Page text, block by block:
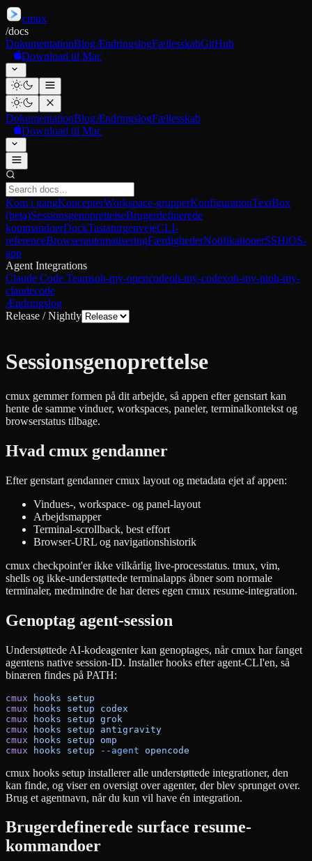
cmux
/docs
DokumentationBlogÆndringslogFællesskabGitHub
Download til Mac
DokumentationBlogÆndringslogFællesskab
Download til Mac
Kom i gangKoncepterWorkspace-grupperKonfigurationTextBox
(beta)SessionsgenoprettelseBrugerdefinerede
kommandoerDockTastaturgenvejeCLI-
referenceBrowserautomatiseringFærdighederNotifikationerSSHiOS-
app
Agent Integrations
Claude Code Teamsoh-my-opencodeoh-my-codexoh-my-pioh-my-
claudecode
Ændringslog
Release / Nightly
Sessionsgenoprettelse
cmux gemmer formen på dit arbejde, så appen efter genstart kan
hente de samme vinduer, workspaces, paneler, terminalkontekst og
browserstatus tilbage.
Hvad cmux gendanner
Efter genstart gendanner cmux layout og metadata ejet af appen:
Vindues-, workspace- og panel-layout
Arbejdsmapper
Terminal-scrollback, best effort
Browser-URL og navigationshistorik
cmux checkpoint'er ikke vilkårlig live-processtatus. tmux, vim,
shells og ikke-understøttede terminalapps åbner som normale
terminaler, medmindre de har deres egen cmux resume-integration.
Genoptag agent-session
Understøttede AI-kodeagenter kan genoptages, når cmux har fanget
agentens native session-ID. Installer hooks efter agent-CLI'en, så
binæren findes på PATH:
cmux hooks setup
cmux hooks setup codex
cmux hooks setup grok
cmux hooks setup antigravity
cmux hooks setup omp
cmux hooks setup --agent opencode
cmux hooks setup installerer alle understøttede integrationer, den
kan finde, og viser en oversigt over agenter, der blev sprunget over.
Brug et agentnavn, når du kun vil have én integration.
Brugerdefinerede surface resume-
kommandoer